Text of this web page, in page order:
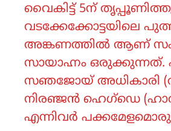
വൈകിട്ട് 5ന്
വടക്കേക്കോട്ടയിലെ
അങ്കണത്തിൽ ആണ്
സായാഹ്നം ഒരുക്കുന്നത്.
സഞജോയ് അധികാരി
നിരഞ്ജൻ ഹെഗ്ഡെ
എന്നിവർ